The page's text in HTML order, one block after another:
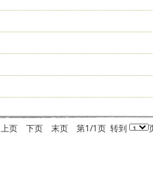
上页 下页 末页 第1/1页 转到